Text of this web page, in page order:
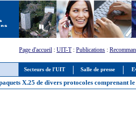
Secteurs de l'UIT Salle de presse
Page d'accueil : UIT-T: Publications :
X.25 de divers protocoles comprenant